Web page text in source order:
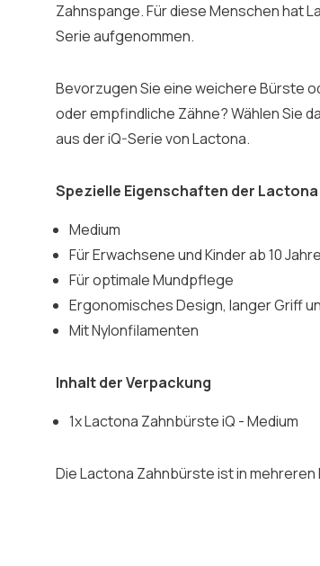
Zahnspange. Für diese Menschen hat
Serie aufgenommen.
Bevorzugen Sie eine weichere Bürste
oder empfindliche Zähne? Wählen Sie
aus der iQ-Serie von Lactona.
Spezielle Eigenschaften der
Medium
Für Erwachsene und Kinder ab 10
Für optimale Mundpflege
Ergonomisches Design, langer Griff
Mit Nylonfilamenten
Inhalt der Verpackung
1x Lactona Zahnbürste iQ - Medium
Die Lactona Zahnbürste ist in